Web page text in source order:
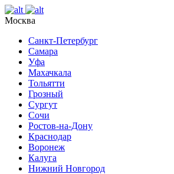
Москва
Санкт-Петербург
Самара
Уфа
Махачкала
Тольятти
Грозный
Сургут
Сочи
Ростов-на-Дону
Краснодар
Воронеж
Калуга
Нижний Новгород